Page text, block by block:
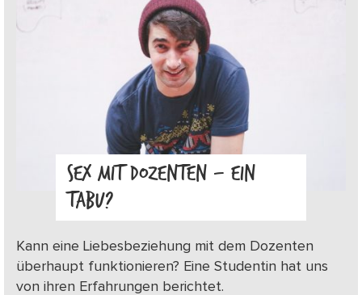
SEX MIT DOZENTEN – EIN
TABU?
Kann eine Liebesbeziehung mit dem Dozenten
überhaupt funktionieren? Eine Studentin hat uns
von ihren Erfahrungen berichtet.